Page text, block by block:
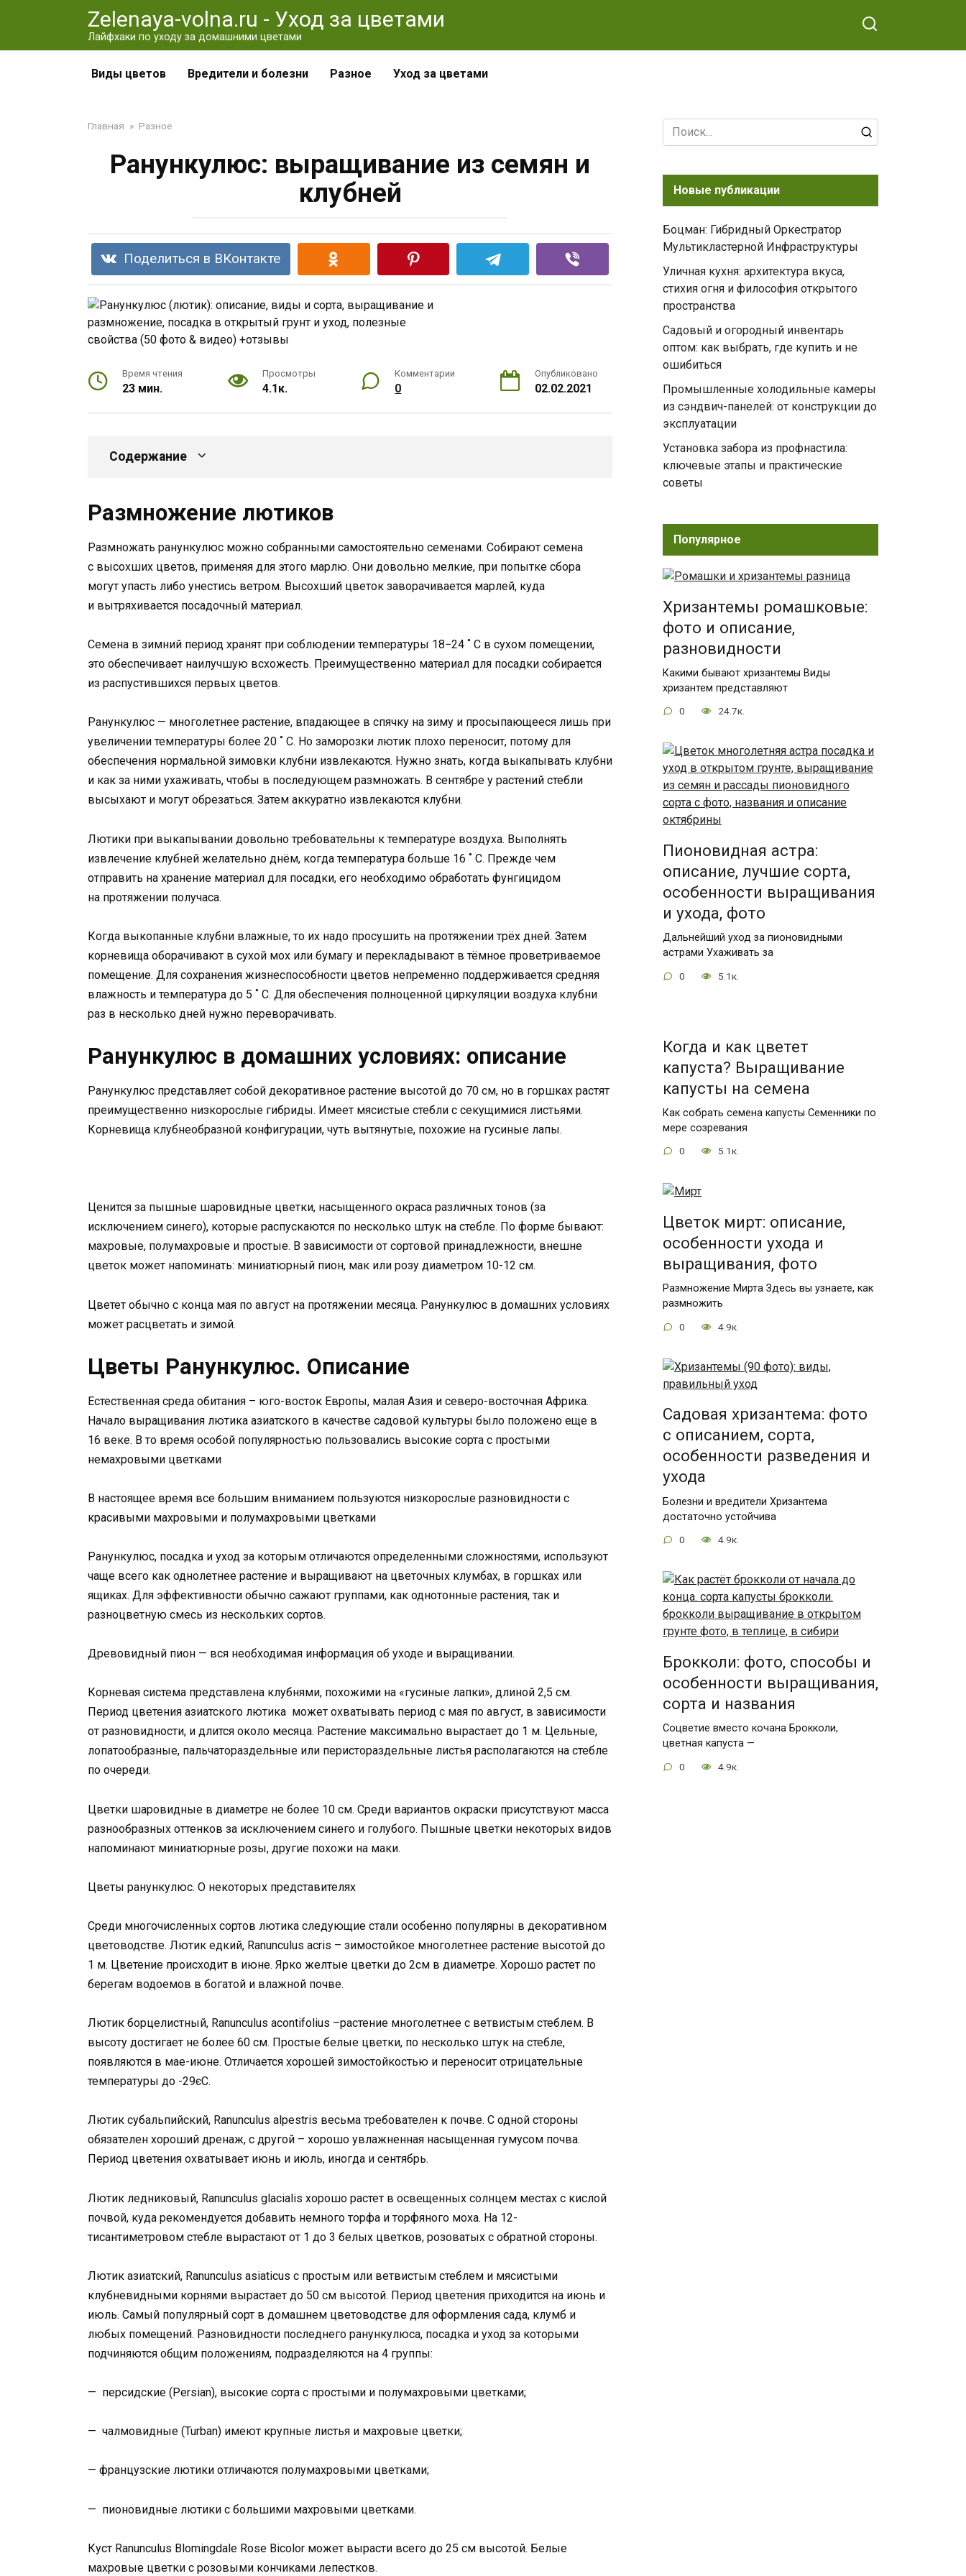
Zelenaya-volna.ru - Уход за цветами
Лайфхаки по уходу за домашними цветами
Виды цветов Вредители и болезни Разное Уход за цветами
Главная » Разное
Ранункулюс: выращивание из семян и
клубней
Поделиться в ВКонтакте
Время чтения
23 мин.
Просмотры
4.1к.
Комментарии
0
Опубликовано
02.02.2021
Содержание
Размножение лютиков
Размножать ранункулюс можно собранными самостоятельно семенами. Собирают семена
с высохших цветов, применяя для этого марлю. Они довольно мелкие, при попытке сбора
могут упасть либо унестись ветром. Высохший цветок заворачивается марлей, куда
и вытряхивается посадочный материал.
Семена в зимний период хранят при соблюдении температуры 18−24 ˚ С в сухом помещении,
это обеспечивает наилучшую всхожесть. Преимущественно материал для посадки собирается
из распустившихся первых цветов.
Ранункулюс — многолетнее растение, впадающее в спячку на зиму и просыпающееся лишь при
увеличении температуры более 20 ˚ С. Но заморозки лютик плохо переносит, потому для
обеспечения нормальной зимовки клубни извлекаются. Нужно знать, когда выкапывать клубни
и как за ними ухаживать, чтобы в последующем размножать. В сентябре у растений стебли
высыхают и могут обрезаться. Затем аккуратно извлекаются клубни.
Лютики при выкапывании довольно требовательны к температуре воздуха. Выполнять
извлечение клубней желательно днём, когда температура больше 16 ˚ С. Прежде чем
отправить на хранение материал для посадки, его необходимо обработать фунгицидом
на протяжении получаса.
Когда выкопанные клубни влажные, то их надо просушить на протяжении трёх дней. Затем
корневища оборачивают в сухой мох или бумагу и перекладывают в тёмное проветриваемое
помещение. Для сохранения жизнеспособности цветов непременно поддерживается средняя
влажность и температура до 5 ˚ С. Для обеспечения полноценной циркуляции воздуха клубни
раз в несколько дней нужно переворачивать.
Ранункулюс в домашних условиях: описание
Ранункулюс представляет собой декоративное растение высотой до 70 см, но в горшках растят
преимущественно низкорослые гибриды. Имеет мясистые стебли с секущимися листьями.
Корневища клубнеобразной конфигурации, чуть вытянутые, похожие на гусиные лапы.
Ценится за пышные шаровидные цветки, насыщенного окраса различных тонов (за
исключением синего), которые распускаются по несколько штук на стебле. По форме бывают:
махровые, полумахровые и простые. В зависимости от сортовой принадлежности, внешне
цветок может напоминать: миниатюрный пион, мак или розу диаметром 10-12 см.
Цветет обычно с конца мая по август на протяжении месяца. Ранункулюс в домашних условиях
может расцветать и зимой.
Цветы Ранункулюс. Описание
Естественная среда обитания – юго-восток Европы, малая Азия и северо-восточная Африка.
Начало выращивания лютика азиатского в качестве садовой культуры было положено еще в
16 веке. В то время особой популярностью пользовались высокие сорта с простыми
немахровыми цветками
В настоящее время все большим вниманием пользуются низкорослые разновидности с
красивыми махровыми и полумахровыми цветками
Ранункулюс, посадка и уход за которым отличаются определенными сложностями, используют
чаще всего как однолетнее растение и выращивают на цветочных клумбах, в горшках или
ящиках. Для эффективности обычно сажают группами, как однотонные растения, так и
разноцветную смесь из нескольких сортов.
Древовидный пион — вся необходимая информация об уходе и выращивании.
Корневая система представлена клубнями, похожими на «гусиные лапки», длиной 2,5 см.
Период цветения азиатского лютика может охватывать период с мая по август, в зависимости
от разновидности, и длится около месяца. Растение максимально вырастает до 1 м. Цельные,
лопатообразные, пальчатораздельные или перистораздельные листья располагаются на стебле
по очереди.
Цветки шаровидные в диаметре не более 10 см. Среди вариантов окраски присутствуют масса
разнообразных оттенков за исключением синего и голубого. Пышные цветки некоторых видов
напоминают миниатюрные розы, другие похожи на маки.
Цветы ранункулюс. О некоторых представителях
Среди многочисленных сортов лютика следующие стали особенно популярны в декоративном
цветоводстве. Лютик едкий, Ranunculus acris – зимостойкое многолетнее растение высотой до
1 м. Цветение происходит в июне. Ярко желтые цветки до 2см в диаметре. Хорошо растет по
берегам водоемов в богатой и влажной почве.
Лютик борцелистный, Ranunculus acontifolius –растение многолетнее с ветвистым стеблем. В
высоту достигает не более 60 см. Простые белые цветки, по несколько штук на стебле,
появляются в мае-июне. Отличается хорошей зимостойкостью и переносит отрицательные
температуры до -29єС.
Лютик субальпийский, Ranunculus alpestris весьма требователен к почве. С одной стороны
обязателен хороший дренаж, с другой – хорошо увлажненная насыщенная гумусом почва.
Период цветения охватывает июнь и июль, иногда и сентябрь.
Лютик ледниковый, Ranunculus glacialis хорошо растет в освещенных солнцем местах с кислой
почвой, куда рекомендуется добавить немного торфа и торфяного моха. На 12-
тисантиметровом стебле вырастают от 1 до 3 белых цветков, розоватых с обратной стороны.
Лютик азиатский, Ranunculus asiaticus с простым или ветвистым стеблем и мясистыми
клубневидными корнями вырастает до 50 см высотой. Период цветения приходится на июнь и
июль. Самый популярный сорт в домашнем цветоводстве для оформления сада, клумб и
любых помещений. Разновидности последнего ранункулюса, посадка и уход за которыми
подчиняются общим положениям, подразделяются на 4 группы:
— персидские (Persian), высокие сорта с простыми и полумахровыми цветками;
— чалмовидные (Turban) имеют крупные листья и махровые цветки;
— французские лютики отличаются полумахровыми цветками;
— пионовидные лютики с большими махровыми цветками.
Куст Ranunculus Blomingdale Rose Bicolor может вырасти всего до 25 см высотой. Белые
махровые цветки с розовыми кончиками лепестков.
Search
for:
Новые публикации
Боцман: Гибридный Оркестратор
Мультикластерной Инфраструктуры
Уличная кухня: архитектура вкуса,
стихия огня и философия открытого
пространства
Садовый и огородный инвентарь
оптом: как выбрать, где купить и не
ошибиться
Промышленные холодильные камеры
из сэндвич-панелей: от конструкции до
эксплуатации
Установка забора из профнастила:
ключевые этапы и практические
советы
Популярное
Хризантемы ромашковые:
фото и описание,
разновидности
Какими бывают хризантемы Виды
хризантем представляют
0 24.7к.
Пионовидная астра:
описание, лучшие сорта,
особенности выращивания
и ухода, фото
Дальнейший уход за пионовидными
астрами Ухаживать за
0 5.1к.
Когда и как цветет
капуста? Выращивание
капусты на семена
Как собрать семена капусты Семенники по
мере созревания
0 5.1к.
Цветок мирт: описание,
особенности ухода и
выращивания, фото
Размножение Мирта Здесь вы узнаете, как
размножить
0 4.9к.
Садовая хризантема: фото
с описанием, сорта,
особенности разведения и
ухода
Болезни и вредители Хризантема
достаточно устойчива
0 4.9к.
Брокколи: фото, способы и
особенности выращивания,
сорта и названия
Соцветие вместо кочана Брокколи,
цветная капуста —
0 4.9к.